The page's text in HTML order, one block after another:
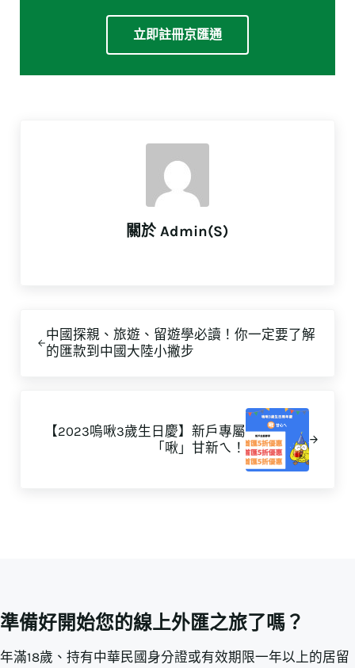
立即註冊京匯通
關於Admin(S)
中國探親、旅遊、留遊學必讀！你一定要了解
的匯款到中國大陸小撇步
【2023嗚啾3歲生日慶】新戶專屬
「啾」甘新ㄟ！
準備好開始您的線上外匯之旅了嗎？
年滿18歲、持有中華民國身分證或有效期限一年以上的居留